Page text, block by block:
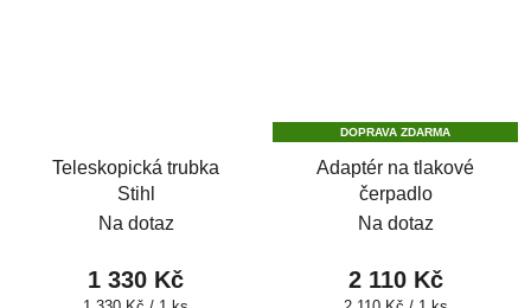
Teleskopická trubka
Stihl
Na dotaz
1 330 Kč
DOPRAVA ZDARMA
Adaptér na tlakové
čerpadlo
Na dotaz
2 110 Kč